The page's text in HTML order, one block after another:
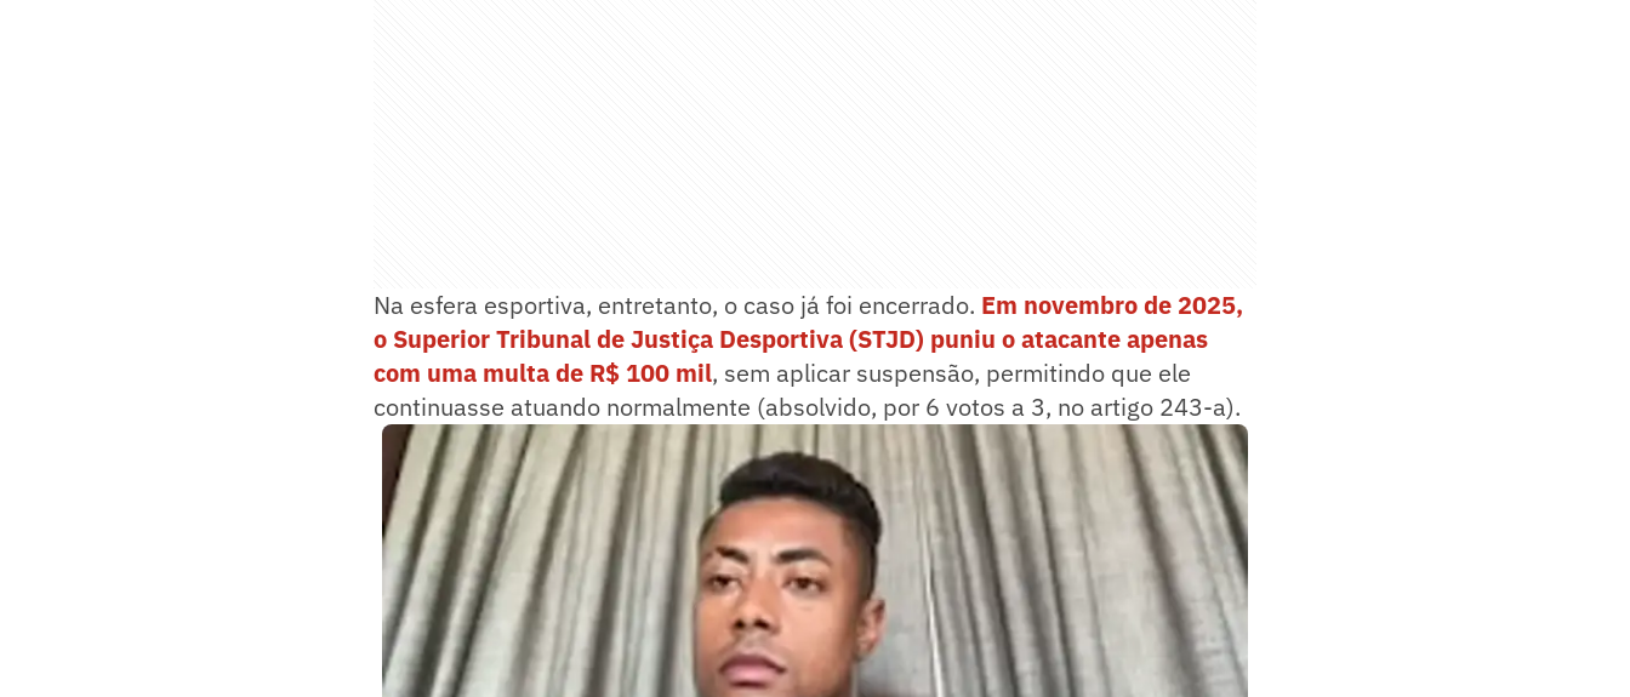
Na esfera esportiva, entretanto, o caso já foi encerrado. Em novembro de 2025,
o Superior Tribunal de Justiça Desportiva (STJD) puniu o atacante apenas
com uma multa de R$ 100 mil, sem aplicar suspensão, permitindo que ele
continuasse atuando normalmente (absolvido, por 6 votos a 3, no artigo 243-a).